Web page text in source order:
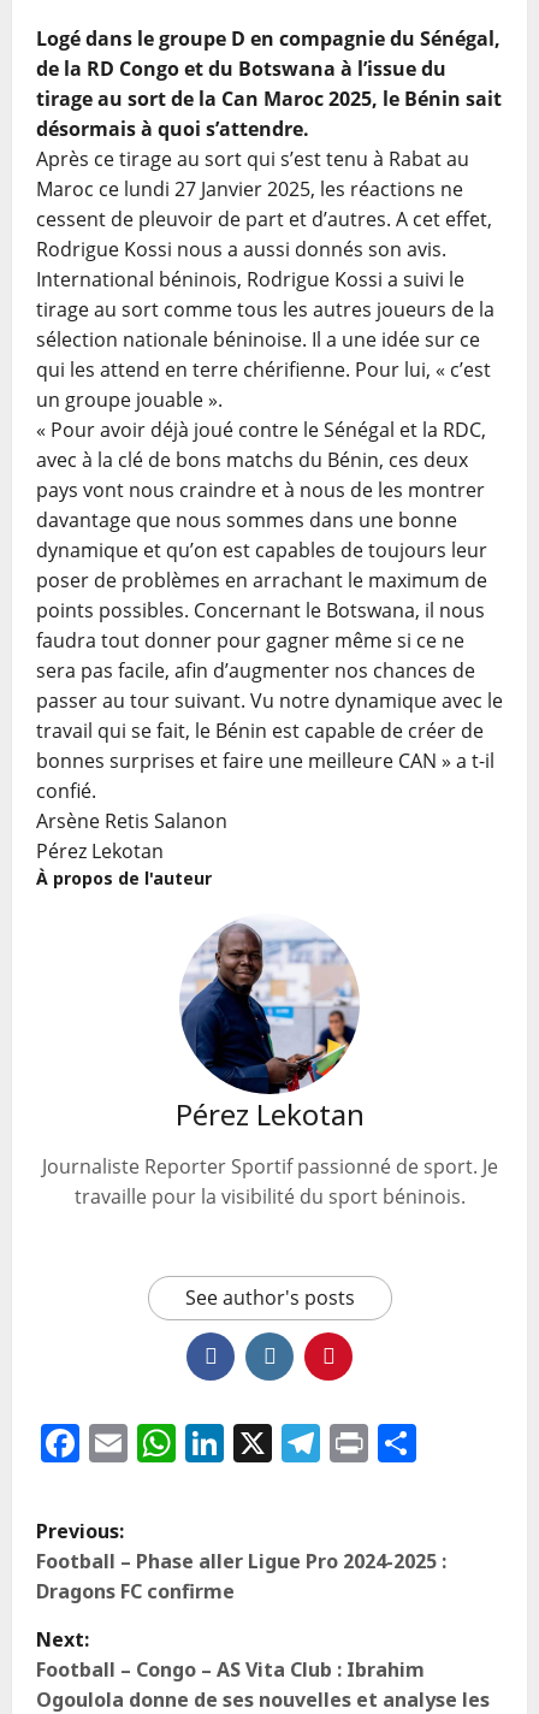
Logé dans le groupe D en compagnie du Sénégal,
de la RD Congo et du Botswana à l’issue du
tirage au sort de la Can Maroc 2025, le Bénin sait
désormais à quoi s’attendre.
Après ce tirage au sort qui s’est tenu à Rabat au
Maroc ce lundi 27 Janvier 2025, les réactions ne
cessent de pleuvoir de part et d’autres. A cet effet,
Rodrigue Kossi nous a aussi donnés son avis.
International béninois, Rodrigue Kossi a suivi le
tirage au sort comme tous les autres joueurs de la
sélection nationale béninoise. Il a une idée sur ce
qui les attend en terre chérifienne. Pour lui, « c’est
un groupe jouable ».
« Pour avoir déjà joué contre le Sénégal et la RDC,
avec à la clé de bons matchs du Bénin, ces deux
pays vont nous craindre et à nous de les montrer
davantage que nous sommes dans une bonne
dynamique et qu’on est capables de toujours leur
poser de problèmes en arrachant le maximum de
points possibles. Concernant le Botswana, il nous
faudra tout donner pour gagner même si ce ne
sera pas facile, afin d’augmenter nos chances de
passer au tour suivant. Vu notre dynamique avec le
travail qui se fait, le Bénin est capable de créer de
bonnes surprises et faire une meilleure CAN » a t-il
confié.
Arsène Retis Salanon
Pérez Lekotan
À propos de l'auteur
Pérez Lekotan
Journaliste Reporter Sportif passionné de sport. Je
travaille pour la visibilité du sport béninois.
See author's posts
Facebook
EmailWhatsApp
LinkedIn
X Telegram
Print
Previous:
Football – Phase aller Ligue Pro 2024-2025 :
Dragons FC confirme
Next:
Football – Congo – AS Vita Club : Ibrahim
Ogoulola donne de ses nouvelles et analyse les